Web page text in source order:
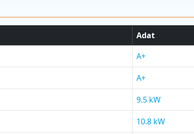
Adat
A+
A+
9.5 kW
10.8 kW